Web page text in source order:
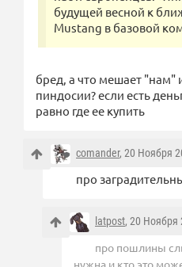
будущей весной к
Mustang в базовой
бред, а что мешает "нам"
пиндосии? если есть
равно где ее купить
comander, 20 Ноября
про
latpost, 20 Ноября
про пошлины
нужна и кто это